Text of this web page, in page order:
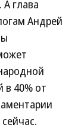
глава
Андрей
в 40% от